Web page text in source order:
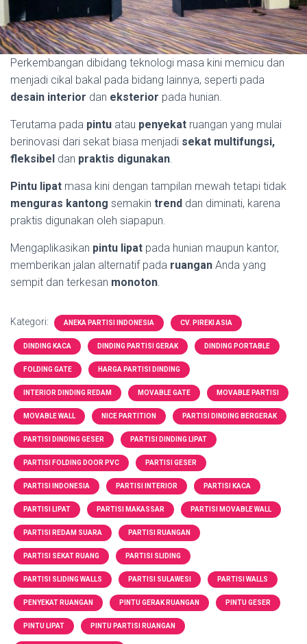
Perkembangan dibidang teknologi masa kini memicu dan
menjadi cikal bakal pada bidang lainnya, seperti pada
desain interior dan eksterior pada hunian.
Terutama pada pintu atau penyekat ruangan yang mulai
berinovasi dari sekat biasa menjadi sekat multifungsi,
fleksibel dan praktis digunakan.
Pintu lipat masa kini dengan tampilan mewah tetapi tidak
menguras kantong semakin trend dan diminati, karena
praktis digunakan oleh siapapun.
Mengaplikasikan pintu lipat pada hunian maupun kantor,
memberikan jalan alternatif pada ruangan Anda yang
sempit dan terkesan monoton.
Kategori: ANEKA PARTISI INDONESIA CV. PIREKI ASIA
DINDING KACA DINDING PARTISI GERAK DINDING PORTABLE
FOLDING GATE HARGA PARTISI DINDING
INTERIOR DINDING REDAM MOVABLE GATE MOVABLE PARTISI
MOVABLE WALL NICE PARTITION PARTISI DINDING BERGERAK
PARTISI DINDING GESER PARTISI DINDING LIPAT
PARTISI FOLDING DOOR PVC PARTISI GESER
PARTISI INDONESIA PARTISI INTERIOR PARTISI KACA
PARTISI LIPAT PARTISI MAKASSAR PARTISI MOVABLE WALL
PARTISI REDAM SUARA PARTISI RUANGAN
PARTISI SEKAT RUANG PARTISI SLIDING
PARTISI SLIDING WALLS PARTISI SULAWESI PARTISI WALLS
PENYEKAT RUANGAN PINTU GERAK RUANGAN PINTU GESER
PINTU LIPAT PINTU PARTISI RUANGAN